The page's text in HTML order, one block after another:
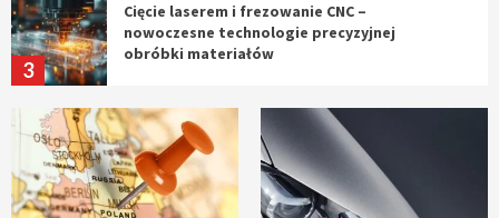
3
Cięcie laserem i frezowanie CNC –
nowoczesne technologie precyzyjnej
obróbki materiałów
4
Czy sztuczna inteligencja wyprze pracę
geodety w przyszłości?